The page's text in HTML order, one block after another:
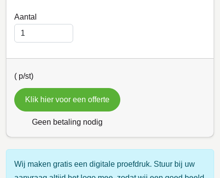
Aantal
( p/st)
Klik hier voor een offerte
Geen betaling nodig
Wij maken gratis een digitale proefdruk. Stuur bij uw